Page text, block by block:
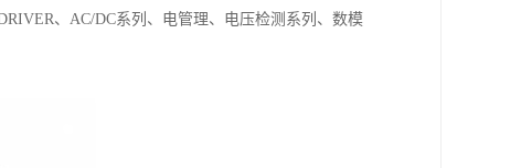
、AC/DC系列、电管理、电压检测系列、数模